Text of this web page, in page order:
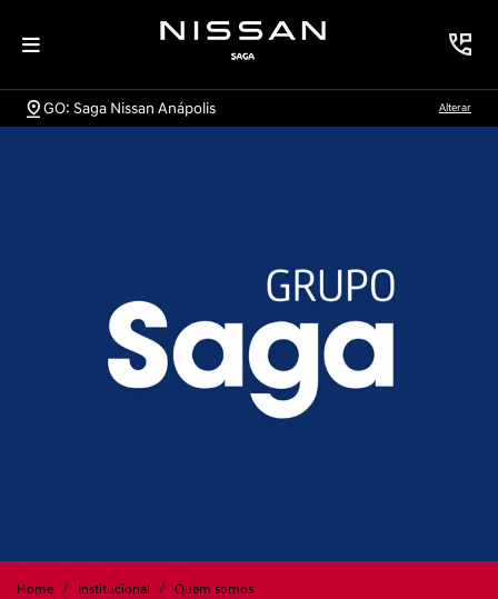
GO: Saga Nissan Anápolis Alterar
Home Institucional Quem somos